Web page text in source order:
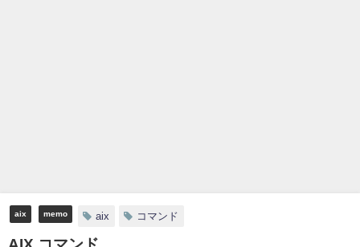
aix memo aix コマンド
AIX コマンド